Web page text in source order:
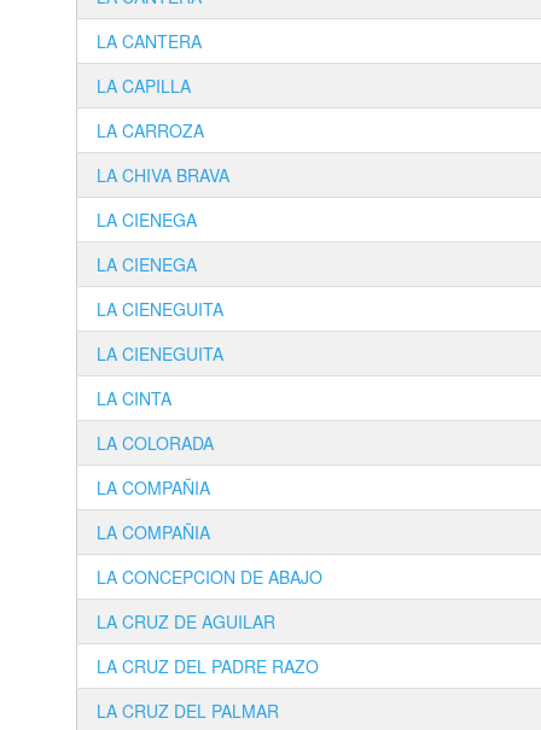
LA CANTERA
LA CAPILLA
LA CARROZA
LA CHIVA BRAVA
LA CIENEGA
LA CIENEGA
LA CIENEGUITA
LA CIENEGUITA
LA CINTA
LA COLORADA
LA COMPAÑIA
LA COMPAÑIA
LA CONCEPCION DE ABAJO
LA CRUZ DE AGUILAR
LA CRUZ DEL PADRE RAZO
LA CRUZ DEL PALMAR